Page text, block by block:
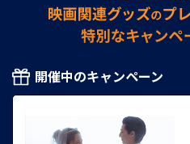
開催中のキャンペーン